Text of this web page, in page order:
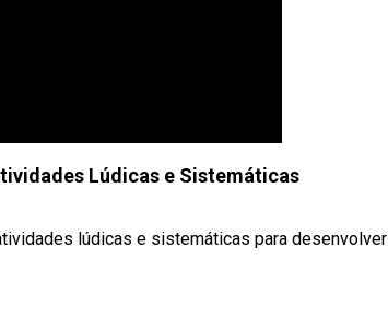
Lúdicas e Sistemáticas
lúdicas e sistemáticas para desenvolver